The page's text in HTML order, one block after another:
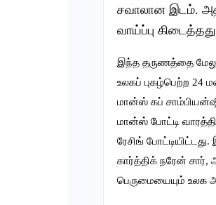
சவாலான இடம்.
வாய்ப்பு
இந்த தருணத்தை
உலகப் புகழ்பெற்ற 24
மான்ஸ் கப்
மான்ஸ் போட்டி
ரேசிங்
கார்த்திக் நரேன்
பெருமையையும் உலக